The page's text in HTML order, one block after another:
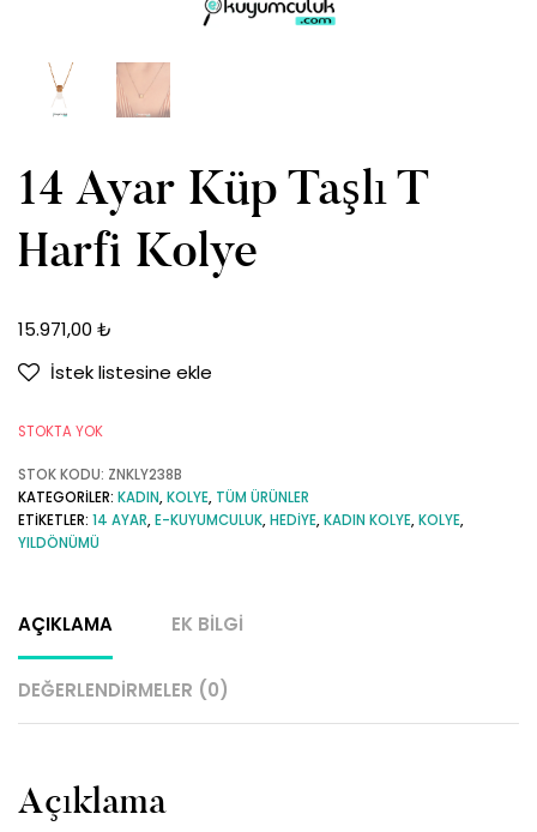
14 Ayar Küp Taşlı T
Harfi Kolye
15.971,00 ₺
İstek listesine ekle
STOKTA YOK
STOK KODU: ZNKLY238B
KATEGORILER: KADIN,KOLYE, TÜM ÜRÜNLER
ETIKETLER: 14 AYAR,E-KUYUMCULUK,HEDIYE,KADIN KOLYE,KOLYE,
YILDÖNÜMÜ
AÇIKLAMA EK BILGI
DEĞERLENDIRMELER (0)
Açıklama